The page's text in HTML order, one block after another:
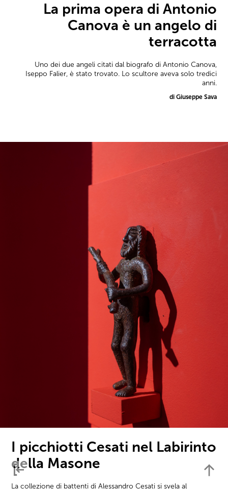
La prima opera di Antonio
Canova è un angelo di
terracotta
Uno dei due angeli citati dal biografo di Antonio Canova,
Iseppo Falier, è stato trovato. Lo scultore aveva solo tredici
anni.
di Giuseppe Sava
I picchiotti Cesati nel Labirinto
della Masone
La collezione di battenti di Alessandro Cesati si svela al